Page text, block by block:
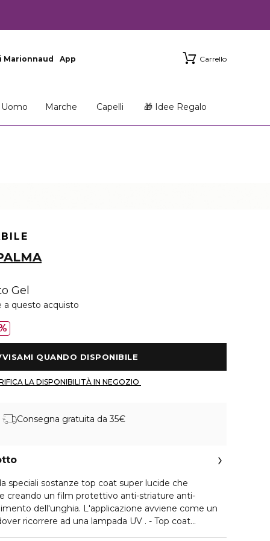
Marionnaud App Carrello
Uomo Marche Capelli 🎁 Idee Regalo
Gel
a questo acquisto
Consegna gratuita da 35€
speciali sostanze top coat super lucide che
un film protettivo anti-striature anti-
dell'unghia. L'applicazione avviene come un